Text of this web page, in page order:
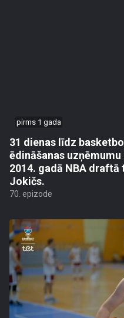
pirms 1 gada
31 dienas līdz
ēdināšanas
2014. gadā NBA
Jokičs.
70. epizode